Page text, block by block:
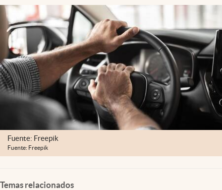
Mediakit
abre en nueva pestaña
México
Fuente: Freepik
Fuente: Freepik
Temas relacionados